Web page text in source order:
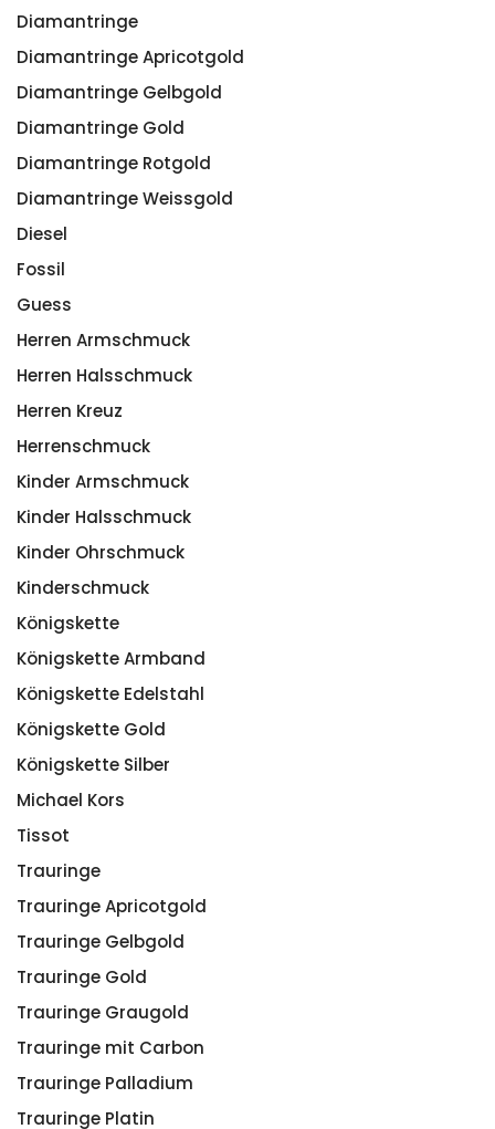
Diamantringe
Diamantringe Apricotgold
Diamantringe Gelbgold
Diamantringe Gold
Diamantringe Rotgold
Diamantringe Weissgold
Diesel
Fossil
Guess
Herren Armschmuck
Herren Halsschmuck
Herren Kreuz
Herrenschmuck
Kinder Armschmuck
Kinder Halsschmuck
Kinder Ohrschmuck
Kinderschmuck
Königskette
Königskette Armband
Königskette Edelstahl
Königskette Gold
Königskette Silber
Michael Kors
Tissot
Trauringe
Trauringe Apricotgold
Trauringe Gelbgold
Trauringe Gold
Trauringe Graugold
Trauringe mit Carbon
Trauringe Palladium
Trauringe Platin